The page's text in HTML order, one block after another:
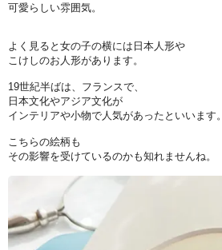
可愛らしい雰囲気。
よく見ると女の子の横には日本人形や
こけしのお人形があります。
19世紀半ばは、フランスで、
日本文化やアジア文化が
インテリアや小物で人気があったといいます。
こちらの絵柄も
その影響を受けているのかも知れませんね。